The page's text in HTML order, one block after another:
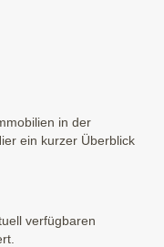
in der
ein kurzer Überblick
verfügbaren